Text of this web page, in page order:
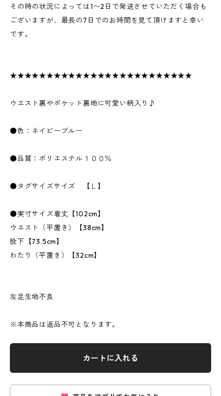
その時の状況によっては1〜2日で発送させていただく場合も
ございますが、最長の7日でのお時間を見て頂けますと幸い
です。
★★★★★★★★★★★★★★★★★★★★★★★★★
ウエスト裏やポケット裏地に可愛い柄入り♪
●色：ネイビーブルー
●品質：ポリエステル１００％
●タグサイズサイズ 【Ｌ】
●実寸サイズ着丈【102cm】
ウエスト（平置き）【38cm】
股下【73.5cm】
わたり（平置き）【32cm】
左足生地不良
※本商品は返品不可となります。
カートに入れる